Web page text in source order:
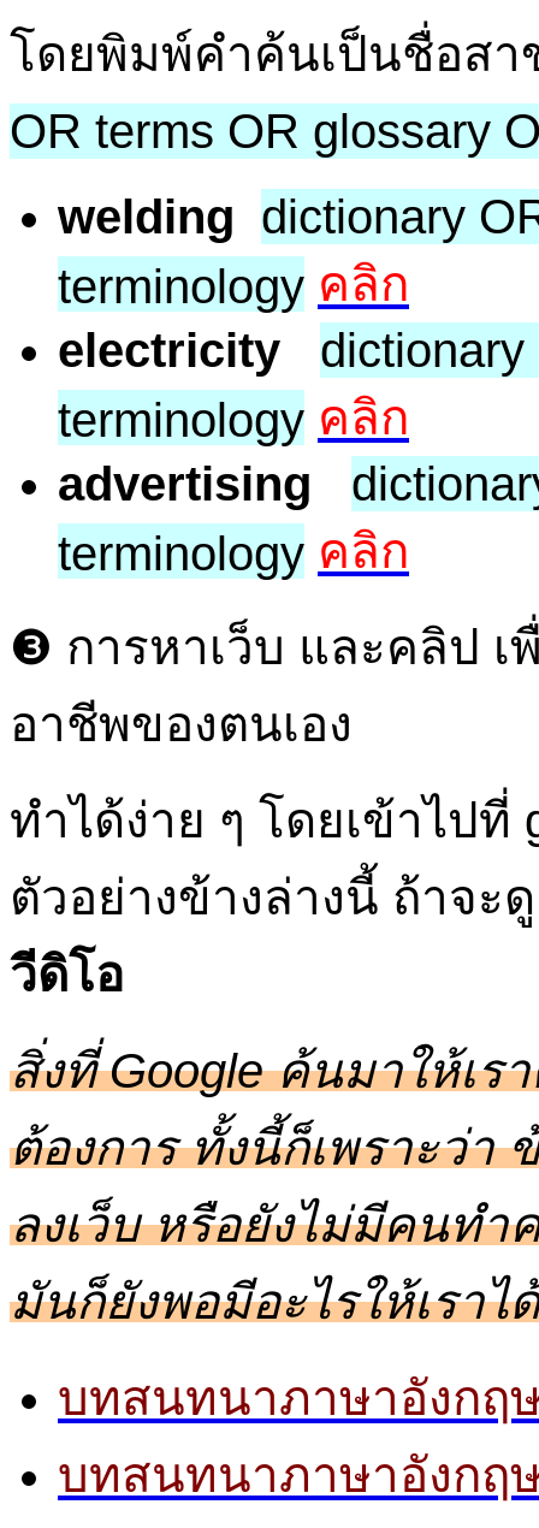
โดยพิมพ์คำค้นเป็นชื่อส
OR terms OR glossary
welding dictionary
terminology คลิก
electricity
terminology คลิก
advertising
terminology คลิก
❸ การหาเว็บ และคลิป
อาชีพของตนเอง
ทำได้ง่าย ๆ โดยเข้าไป
ตัวอย่างข้างล่างนี้ ถ้าจ
วีดิโอ
สิ่งที่ Google ค้นมาให้เร
ต้องการ ทั้งนี้ก็เพราะว่า
ลงเว็บ หรือยังไม่มีคนท
มันก็ยังพอมีอะไรให้เราไ
บทสนทนาภาษาอังกฤ
บทสนทนาภาษาอังกฤ